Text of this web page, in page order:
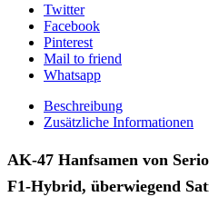
Twitter
Facebook
Pinterest
Mail to friend
Whatsapp
Beschreibung
Zusätzliche Informationen
AK-47 Hanfsamen von
F1-Hybrid, überwiegend